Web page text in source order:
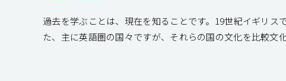
過去を学ぶことは、現在を知ることです。19世紀イギリ
た、主に英語圏の国々ですが、それらの国の文化を比較文